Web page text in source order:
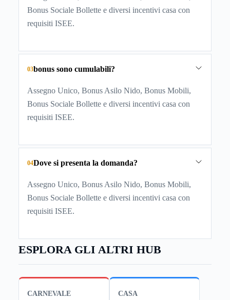
Bonus Sociale Bollette e diversi incentivi casa con
requisiti ISEE.
03bonus sono cumulabili?
Assegno Unico, Bonus Asilo Nido, Bonus Mobili,
Bonus Sociale Bollette e diversi incentivi casa con
requisiti ISEE.
04Dove si presenta la domanda?
Assegno Unico, Bonus Asilo Nido, Bonus Mobili,
Bonus Sociale Bollette e diversi incentivi casa con
requisiti ISEE.
ESPLORA GLI ALTRI HUB
CARNEVALE CASA